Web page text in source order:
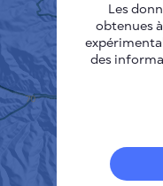
Les
obtenues
des